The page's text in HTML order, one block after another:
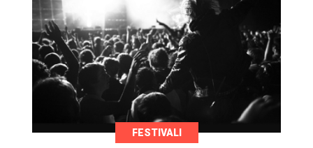
FESTIVALI